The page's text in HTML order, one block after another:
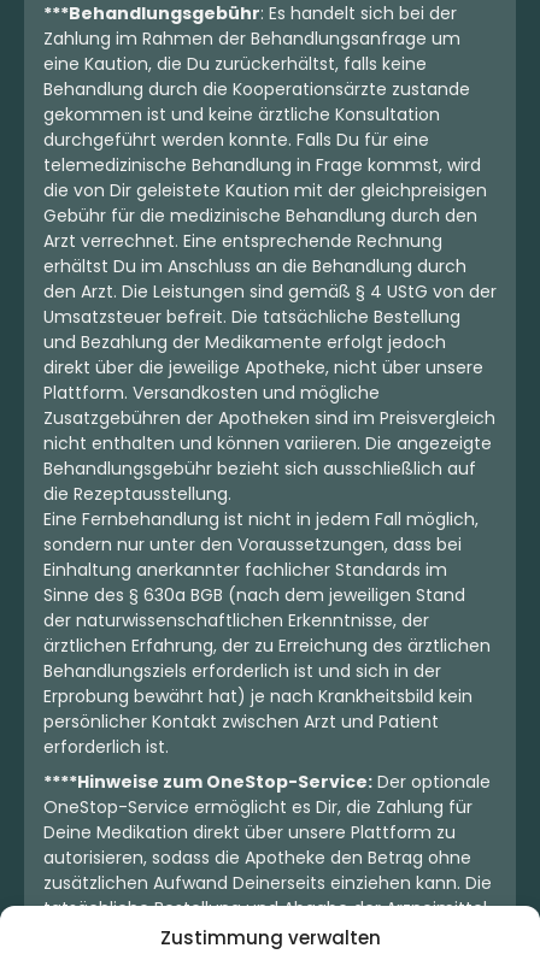
Zustimmung verwalten
***Behandlungsgebühr: Es handelt sich bei der
Zahlung im Rahmen der Behandlungsanfrage um
eine Kaution, die Du zurückerhältst, falls keine
Behandlung durch die Kooperationsärzte zustande
gekommen ist und keine ärztliche Konsultation
durchgeführt werden konnte. Falls Du für eine
telemedizinische Behandlung in Frage kommst, wird
die von Dir geleistete Kaution mit der gleichpreisigen
Gebühr für die medizinische Behandlung durch den
Arzt verrechnet. Eine entsprechende Rechnung
erhältst Du im Anschluss an die Behandlung durch
den Arzt. Die Leistungen sind gemäß § 4 UStG von der
Umsatzsteuer befreit. Die tatsächliche Bestellung
und Bezahlung der Medikamente erfolgt jedoch
direkt über die jeweilige Apotheke, nicht über unsere
Plattform. Versandkosten und mögliche
Zusatzgebühren der Apotheken sind im Preisvergleich
nicht enthalten und können variieren. Die angezeigte
Behandlungsgebühr bezieht sich ausschließlich auf
die Rezeptausstellung.
Eine Fernbehandlung ist nicht in jedem Fall möglich,
sondern nur unter den Voraussetzungen, dass bei
Einhaltung anerkannter fachlicher Standards im
Sinne des § 630a BGB (nach dem jeweiligen Stand
der naturwissenschaftlichen Erkenntnisse, der
ärztlichen Erfahrung, der zu Erreichung des ärztlichen
Behandlungsziels erforderlich ist und sich in der
Erprobung bewährt hat) je nach Krankheitsbild kein
persönlicher Kontakt zwischen Arzt und Patient
erforderlich ist.
****Hinweise zum OneStop-Service: Der optionale
OneStop-Service ermöglicht es Dir, die Zahlung für
Deine Medikation direkt über unsere Plattform zu
autorisieren, sodass die Apotheke den Betrag ohne
zusätzlichen Aufwand Deinerseits einziehen kann. Die
tatsächliche Bestellung und Abgabe der Arzneimittel
erfolgt jedoch ausschließlich über die jeweilige